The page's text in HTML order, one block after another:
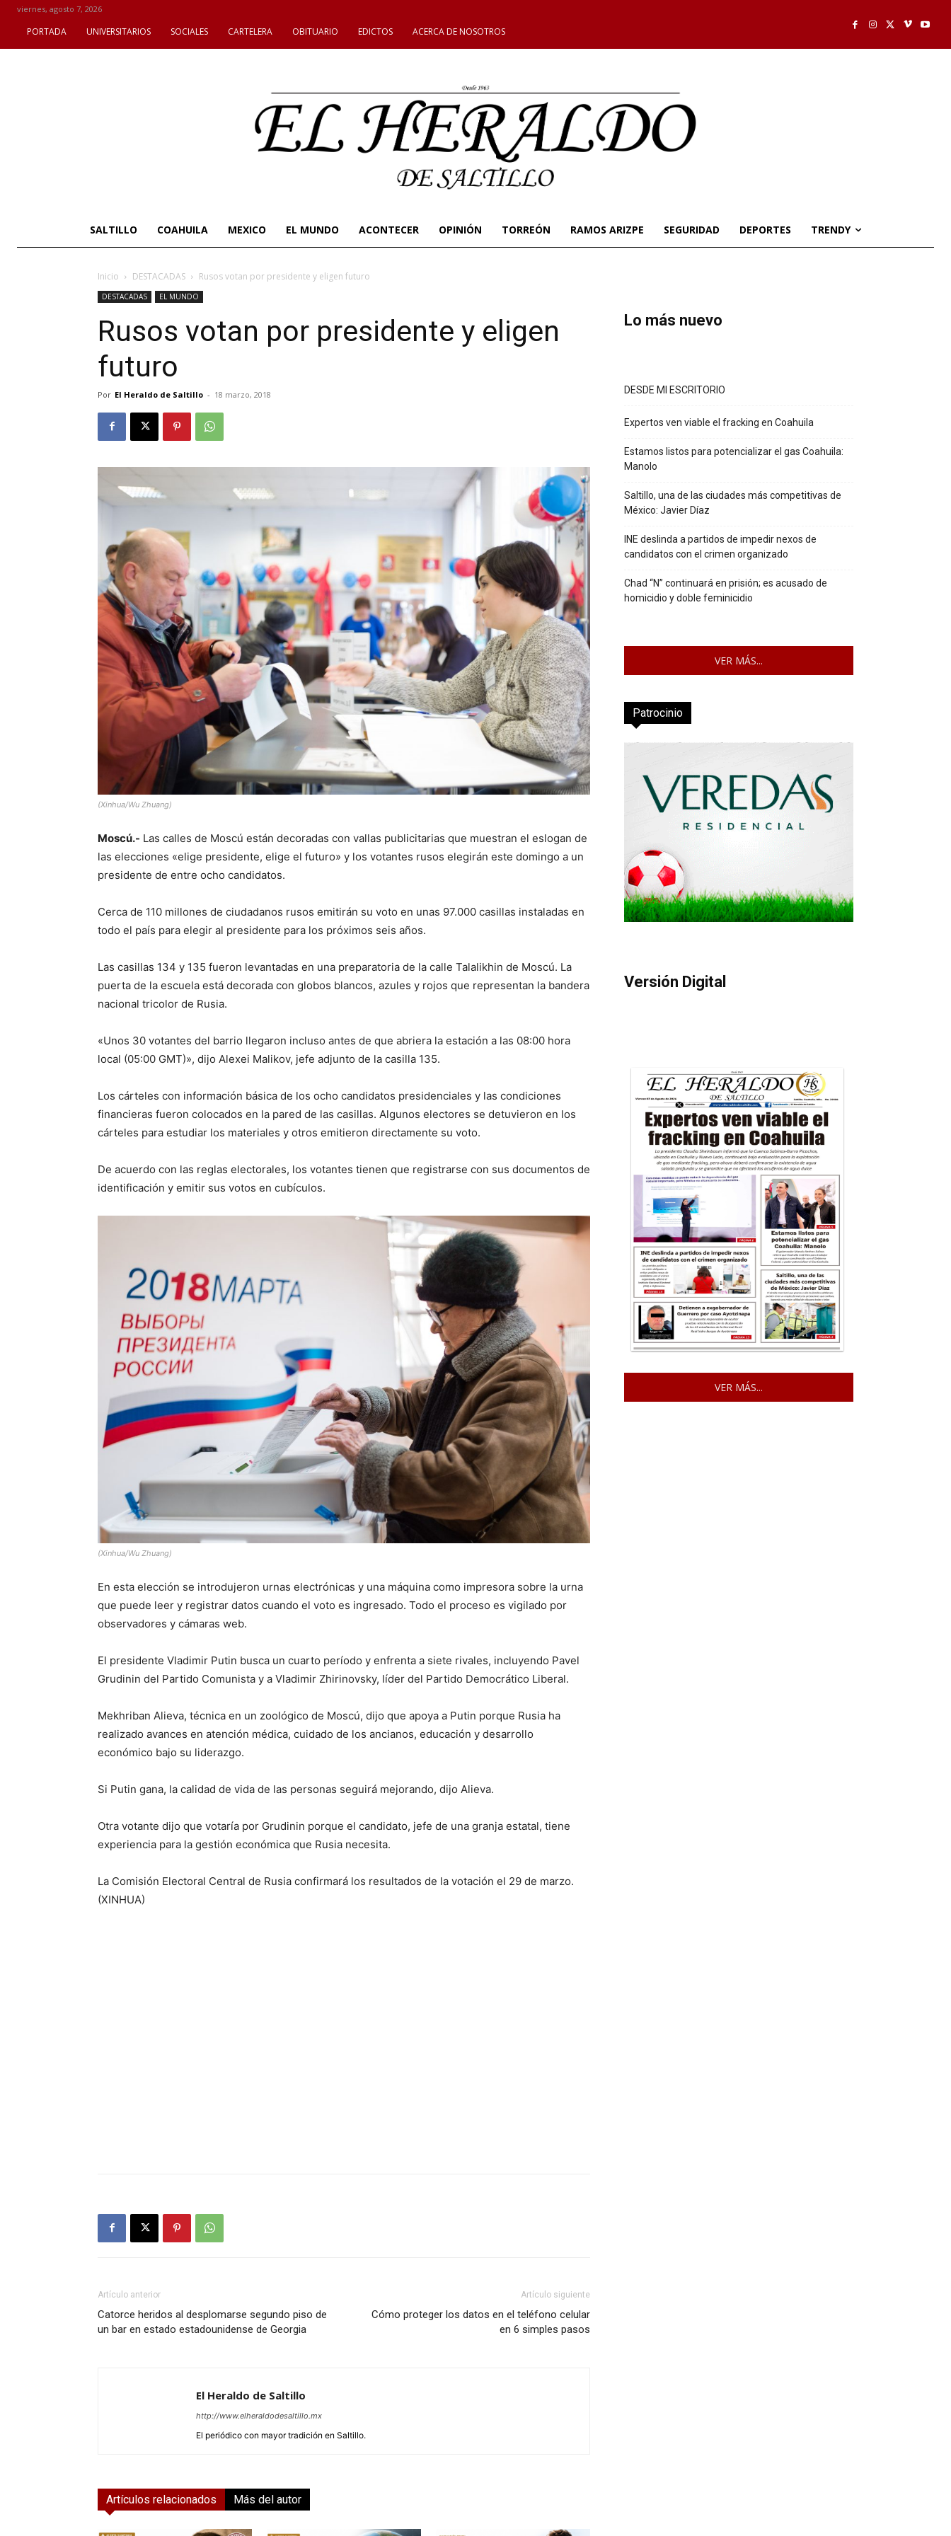
viernes, agosto 7, 2026
PORTADA UNIVERSITARIOS SOCIALES CARTELERA OBITUARIO EDICTOS ACERCA DE NOSOTROS
SALTILLO COAHUILA MEXICO EL MUNDO ACONTECER OPINIÓN TORREÓN RAMOS ARIZPE SEGURIDAD DEPORTES TRENDY
Inicio DESTACADAS Rusos votan por presidente y eligen futuro
DESTACADAS EL MUNDO
Rusos votan por presidente y eligen
futuro
Por El Heraldo de Saltillo - 18 marzo, 2018
(Xinhua/Wu Zhuang)
Moscú.- Las calles de Moscú están decoradas con vallas publicitarias que muestran el eslogan de
las elecciones «elige presidente, elige el futuro» y los votantes rusos elegirán este domingo a un
presidente de entre ocho candidatos.
Cerca de 110 millones de ciudadanos rusos emitirán su voto en unas 97.000 casillas instaladas en
todo el país para elegir al presidente para los próximos seis años.
Las casillas 134 y 135 fueron levantadas en una preparatoria de la calle Talalikhin de Moscú. La
puerta de la escuela está decorada con globos blancos, azules y rojos que representan la bandera
nacional tricolor de Rusia.
«Unos 30 votantes del barrio llegaron incluso antes de que abriera la estación a las 08:00 hora
local (05:00 GMT)», dijo Alexei Malikov, jefe adjunto de la casilla 135.
Los cárteles con información básica de los ocho candidatos presidenciales y las condiciones
financieras fueron colocados en la pared de las casillas. Algunos electores se detuvieron en los
cárteles para estudiar los materiales y otros emitieron directamente su voto.
De acuerdo con las reglas electorales, los votantes tienen que registrarse con sus documentos de
identificación y emitir sus votos en cubículos.
(Xinhua/Wu Zhuang)
En esta elección se introdujeron urnas electrónicas y una máquina como impresora sobre la urna
que puede leer y registrar datos cuando el voto es ingresado. Todo el proceso es vigilado por
observadores y cámaras web.
El presidente Vladimir Putin busca un cuarto período y enfrenta a siete rivales, incluyendo Pavel
Grudinin del Partido Comunista y a Vladimir Zhirinovsky, líder del Partido Democrático Liberal.
Mekhriban Alieva, técnica en un zoológico de Moscú, dijo que apoya a Putin porque Rusia ha
realizado avances en atención médica, cuidado de los ancianos, educación y desarrollo
económico bajo su liderazgo.
Si Putin gana, la calidad de vida de las personas seguirá mejorando, dijo Alieva.
Otra votante dijo que votaría por Grudinin porque el candidato, jefe de una granja estatal, tiene
experiencia para la gestión económica que Rusia necesita.
La Comisión Electoral Central de Rusia confirmará los resultados de la votación el 29 de marzo.
(XINHUA)
Artículo anterior
Catorce heridos al desplomarse segundo piso de
un bar en estado estadounidense de Georgia
Artículo siguiente
Cómo proteger los datos en el teléfono celular
en 6 simples pasos
El Heraldo de Saltillo
http://www.elheraldodesaltillo.mx
El periódico con mayor tradición en Saltillo.
Artículos relacionados Más del autor
Lo más nuevo
DESDE MI ESCRITORIO
Expertos ven viable el fracking en Coahuila
Estamos listos para potencializar el gas Coahuila:
Manolo
Saltillo, una de las ciudades más competitivas de
México: Javier Díaz
INE deslinda a partidos de impedir nexos de
candidatos con el crimen organizado
Chad “N” continuará en prisión; es acusado de
homicidio y doble feminicidio
VER MÁS...
Patrocinio
Versión Digital
VER MÁS...